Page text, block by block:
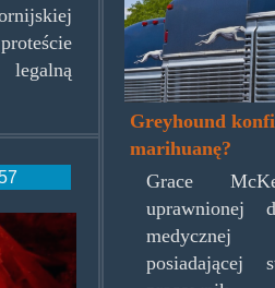
Greyhound
marihuanę?
Grace
uprawnionej
posiadającej